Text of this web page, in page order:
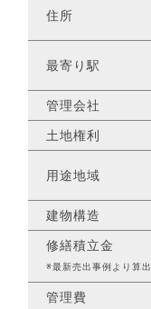
住所
最寄り駅
管理会社
土地権利
用途地域
建物構造
修繕積立金
※最新売出事例より算出
管理費